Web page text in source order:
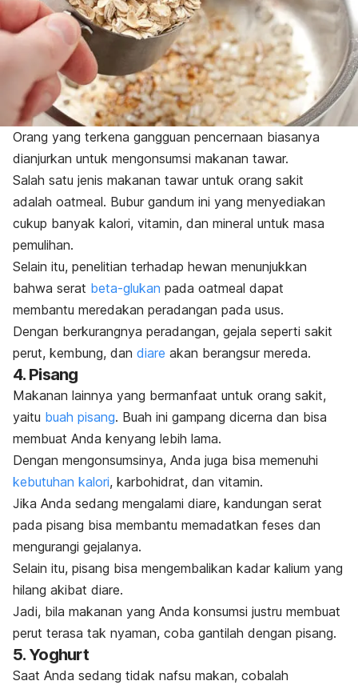
Orang yang terkena gangguan pencernaan biasanya
dianjurkan untuk mengonsumsi makanan tawar.
Salah satu jenis makanan tawar untuk orang sakit
adalah oatmeal. Bubur gandum ini yang menyediakan
cukup banyak kalori, vitamin, dan mineral untuk masa
pemulihan.
Selain itu, penelitian terhadap hewan menunjukkan
bahwa serat beta-glukan pada oatmeal dapat
membantu meredakan peradangan pada usus.
Dengan berkurangnya peradangan, gejala seperti sakit
perut, kembung, dan diare akan berangsur mereda.
4. Pisang
Makanan lainnya yang bermanfaat untuk orang sakit,
yaitu buah pisang. Buah ini gampang dicerna dan bisa
membuat Anda kenyang lebih lama.
Dengan mengonsumsinya, Anda juga bisa memenuhi
kebutuhan kalori, karbohidrat, dan vitamin.
Jika Anda sedang mengalami diare, kandungan serat
pada pisang bisa membantu memadatkan feses dan
mengurangi gejalanya.
Selain itu, pisang bisa mengembalikan kadar kalium yang
hilang akibat diare.
Jadi, bila makanan yang Anda konsumsi justru membuat
perut terasa tak nyaman, coba gantilah dengan pisang.
5. Yoghurt
Saat Anda sedang tidak nafsu makan, cobalah